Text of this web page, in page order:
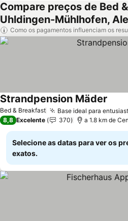
Compare preços de Bed
Uhldingen-Mühlhofen,
Como os pagamentos influenciam os
Bed & Breakfast Base ideal para
Strandpension Mäder
8,8 Excelente 370 a 1.8 km de
Selecione as datas para ver os
exatos.